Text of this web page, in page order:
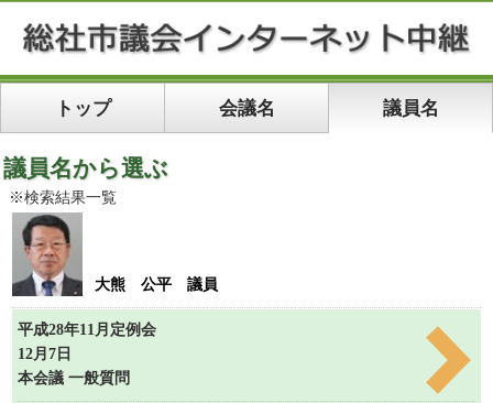
トップ 会議名 議員名
議員名から選ぶ
※検索結果一覧
大熊 公平 議員
平成28年11月定例会
12月7日
本会議 一般質問